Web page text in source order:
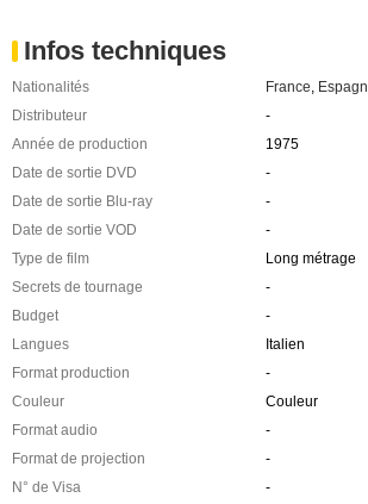
Infos techniques
Nationalités France
Distributeur
-
Année de production
1975
Date de sortie DVD
-
Date de sortie Blu-ray
-
Date de sortie VOD
-
Type de film
Long métrage
Secrets de tournage
-
Budget
-
Langues
Italien
Format production
-
Couleur
Couleur
Format audio
-
Format de projection
-
N° de Visa
-